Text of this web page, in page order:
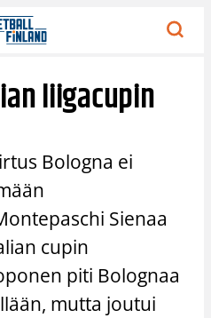
liigacupin
Bologna ei
Sienaa
cupin
piti Bolognaa
mutta joutui